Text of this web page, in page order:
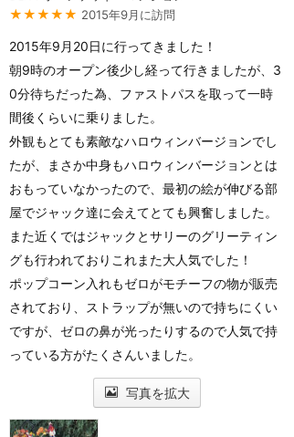
★★★★★ 2015年9月に訪問
2015年9月20日に行ってきました！
朝9時のオープン後少し経って行きましたが、3
0分待ちだった為、ファストパスを取って一時
間後くらいに乗りました。
外観もとても素敵なハロウィンバージョンでし
たが、まさか中身もハロウィンバージョンとは
おもっていなかったので、最初の絵が伸びる部
屋でジャック達に会えてとても興奮しました。
また近くではジャックとサリーのグリーティン
グも行われておりこれまた大人気でした！
ポップコーン入れもゼロがモチーフの物が販売
されており、ストラップが無いので持ちにくい
ですが、ゼロの鼻が光ったりするので人気で持
っている方がたくさんいました。
写真を拡大